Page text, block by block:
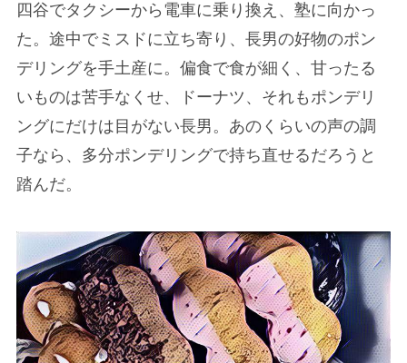
四谷でタクシーから電車に乗り換え、塾に向かっ
た。途中でミスドに立ち寄り、長男の好物のポン
デリングを手土産に。偏食で食が細く、甘ったる
いものは苦手なくせ、ドーナツ、それもポンデリ
ングにだけは目がない長男。あのくらいの声の調
子なら、多分ポンデリングで持ち直せるだろうと
踏んだ。